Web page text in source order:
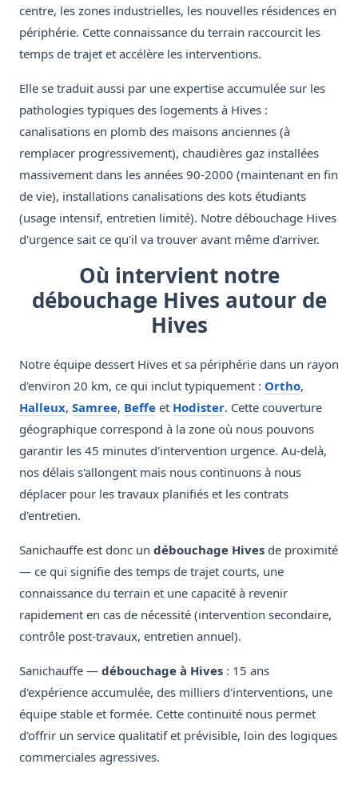
centre, les zones industrielles, les nouvelles résidences en
périphérie. Cette connaissance du terrain raccourcit les
temps de trajet et accélère les interventions.
Elle se traduit aussi par une expertise accumulée sur les
pathologies typiques des logements à Hives :
canalisations en plomb des maisons anciennes (à
remplacer progressivement), chaudières gaz installées
massivement dans les années 90-2000 (maintenant en fin
de vie), installations canalisations des kots étudiants
(usage intensif, entretien limité). Notre débouchage Hives
d'urgence sait ce qu'il va trouver avant même d'arriver.
Où intervient notre
débouchage Hives autour de
Hives
Notre équipe dessert Hives et sa périphérie dans un rayon
d'environ 20 km, ce qui inclut typiquement : Ortho,
Halleux, Samree, Beffe et Hodister. Cette couverture
géographique correspond à la zone où nous pouvons
garantir les 45 minutes d'intervention urgence. Au-delà,
nos délais s'allongent mais nous continuons à nous
déplacer pour les travaux planifiés et les contrats
d'entretien.
Sanichauffe est donc un débouchage Hives de proximité
— ce qui signifie des temps de trajet courts, une
connaissance du terrain et une capacité à revenir
rapidement en cas de nécessité (intervention secondaire,
contrôle post-travaux, entretien annuel).
Sanichauffe — débouchage à Hives : 15 ans
d'expérience accumulée, des milliers d'interventions, une
équipe stable et formée. Cette continuité nous permet
d'offrir un service qualitatif et prévisible, loin des logiques
commerciales agressives.